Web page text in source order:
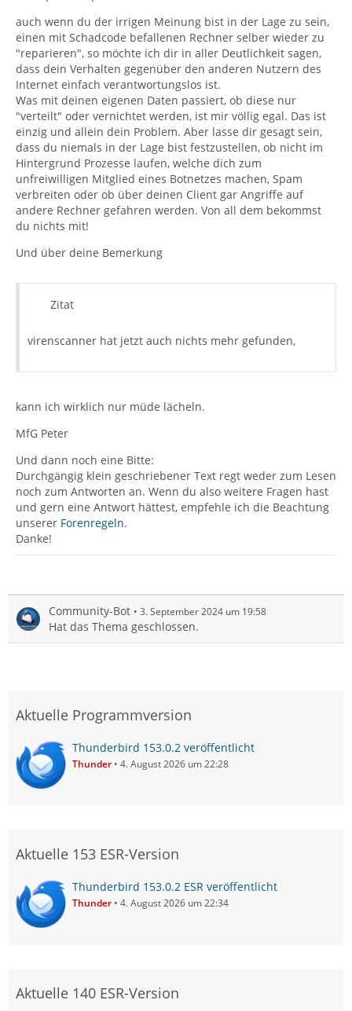
auch wenn du der irrigen Meinung bist in der Lage zu sein,
einen mit Schadcode befallenen Rechner selber wieder zu
"reparieren", so möchte ich dir in aller Deutlichkeit sagen,
dass dein Verhalten gegenüber den anderen Nutzern des
Internet einfach verantwortungslos ist.
Was mit deinen eigenen Daten passiert, ob diese nur
"verteilt" oder vernichtet werden, ist mir völlig egal. Das ist
einzig und allein dein Problem. Aber lasse dir gesagt sein,
dass du niemals in der Lage bist festzustellen, ob nicht im
Hintergrund Prozesse laufen, welche dich zum
unfreiwilligen Mitglied eines Botnetzes machen, Spam
verbreiten oder ob über deinen Client gar Angriffe auf
andere Rechner gefahren werden. Von all dem bekommst
du nichts mit!
Und über deine Bemerkung
Zitat
virenscanner hat jetzt auch nichts mehr gefunden,
kann ich wirklich nur müde lächeln.
MfG Peter
Und dann noch eine Bitte:
Durchgängig klein geschriebener Text regt weder zum Lesen
noch zum Antworten an. Wenn du also weitere Fragen hast
und gern eine Antwort hättest, empfehle ich die Beachtung
unserer Forenregeln.
Danke!
Community-Bot 3. September 2024 um 19:58
Hat das Thema geschlossen.
Aktuelle Programmversion
Thunderbird 153.0.2 veröffentlicht
Thunder 4. August 2026 um 22:28
Aktuelle 153 ESR-Version
Thunderbird 153.0.2 ESR veröffentlicht
Thunder 4. August 2026 um 22:34
Aktuelle 140 ESR-Version